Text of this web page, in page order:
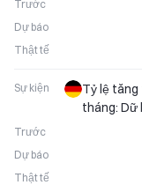
Trước
Dự báo
Thật tế
Sự kiện
Tỷ lệ
tháng: Dữ
Trước
Dự báo
Thật tế